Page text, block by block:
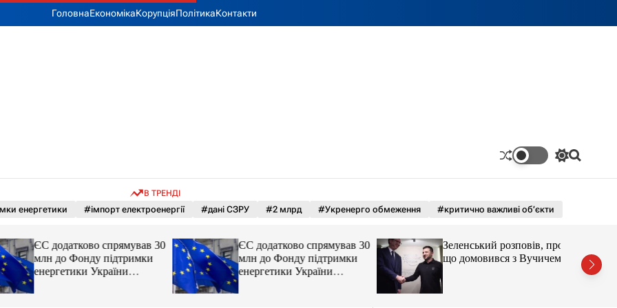
ГоловнаЕкономікаКорупціяПолітикаКонтакти
П
м
а
ч
к
П
В ТРЕНДІ
енергетики #імпорт електроенергії #дані СЗРУ #2 млрд #Укренерго обмеження #критично важливі об’єкти
ЄС додатково спрямував 30
млн до Фонду підтримки
енергетики України
новини LB.ua
ЄС додатково спрямував 30
млн до Фонду підтримки
енергетики України
новини LB.ua
Зеленський розповів, про
що домовився з Вучичем